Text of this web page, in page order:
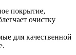
покрытие,
очистку
для качественной